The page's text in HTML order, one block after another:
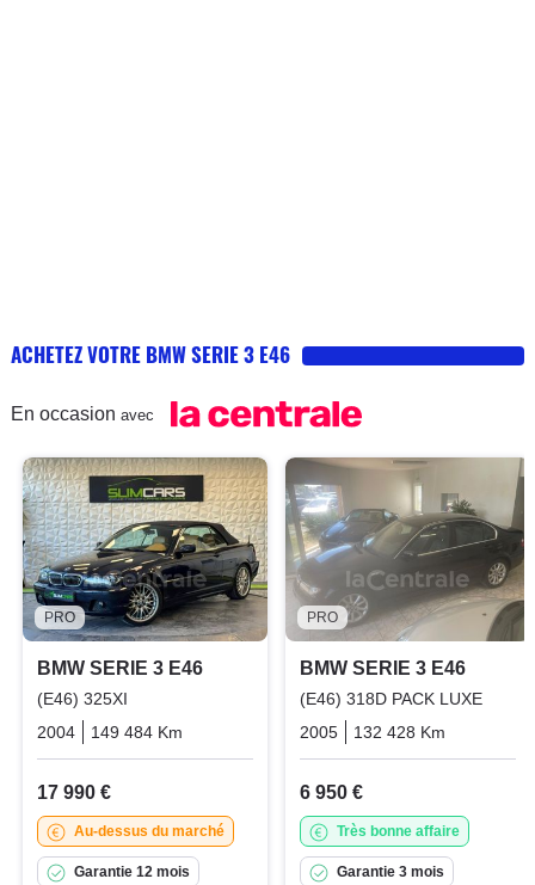
ACHETEZ VOTRE BMW SERIE 3 E46
En occasion avec
PRO
BMW SERIE 3 E46
(E46) 325XI
2004
149 484 Km Essence
17 990 €
Au-dessus du marché
Garantie 12 mois
PRO
BMW SERIE 3 E46
(E46) 318D PACK LUXE
2005
132 428 Km
6 950 €
Très bonne affaire
Garantie 3 mois